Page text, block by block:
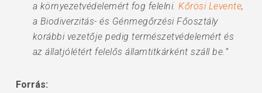
a környezetvédelemért fog felelni.Kőrösi Levente,
a Biodiverzitás- és Génmegőrzési Főosztály
korábbi vezetője pedig természetvédelemért és
az állatjólétért felelős államtitkárként száll be.”
Forrás: